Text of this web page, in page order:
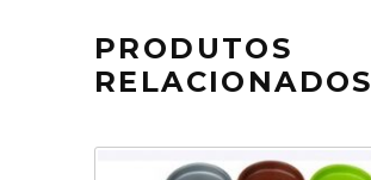
PRODUTOS
RELACIONADOS